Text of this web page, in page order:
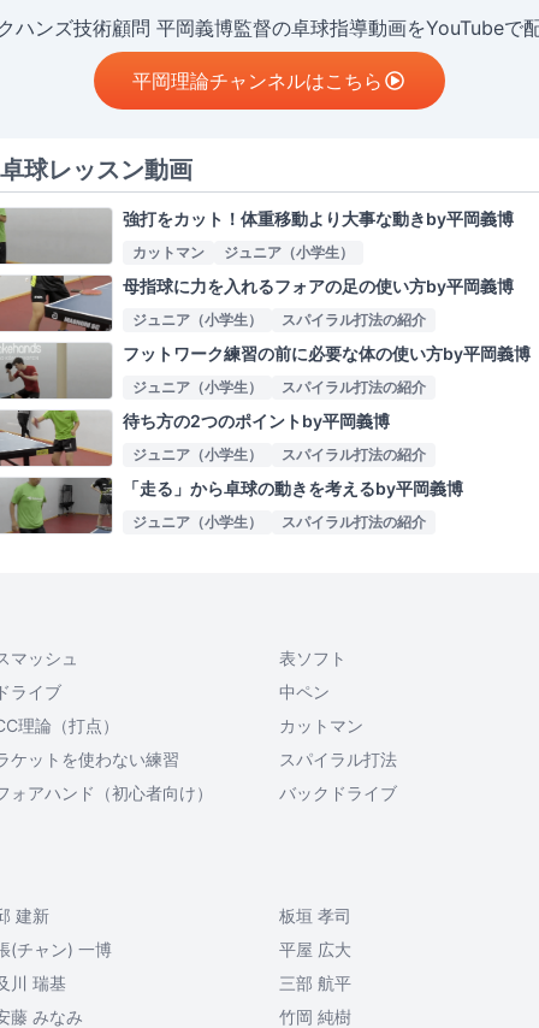
ハンズ技術顧問 平岡義博監督の卓球指導動画をYouTubeで
平岡理論チャンネルはこちら
球レッスン動画
強打をカット！体重移動より大事な動きby平岡義博
カットマン ジュニア（小学生）
母指球に力を入れるフォアの足の使い方by平岡義博
ジュニア（小学生） スパイラル打法の紹介
フットワーク練習の前に必要な体の使い方by平岡義博
ジュニア（小学生） スパイラル打法の紹介
待ち方の2つのポイントby平岡義博
ジュニア（小学生） スパイラル打法の紹介
「走る」から卓球の動きを考えるby平岡義博
ジュニア（小学生） スパイラル打法の紹介
マッシュ
表ソフト
ライブ
中ペン
理論（打点）
カットマン
ケットを使わない練習
スパイラル打法
ォアハンド（初心者向け）
バックドライブ
建新
板垣 孝司
(チャン) 一博
平屋 広大
川 瑞基
三部 航平
藤 みなみ
竹岡 純樹